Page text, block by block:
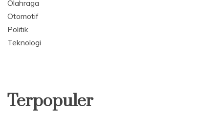
Olahraga
Otomotif
Politik
Teknologi
Terpopuler